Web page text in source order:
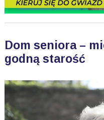
Dom seniora –
godną starość